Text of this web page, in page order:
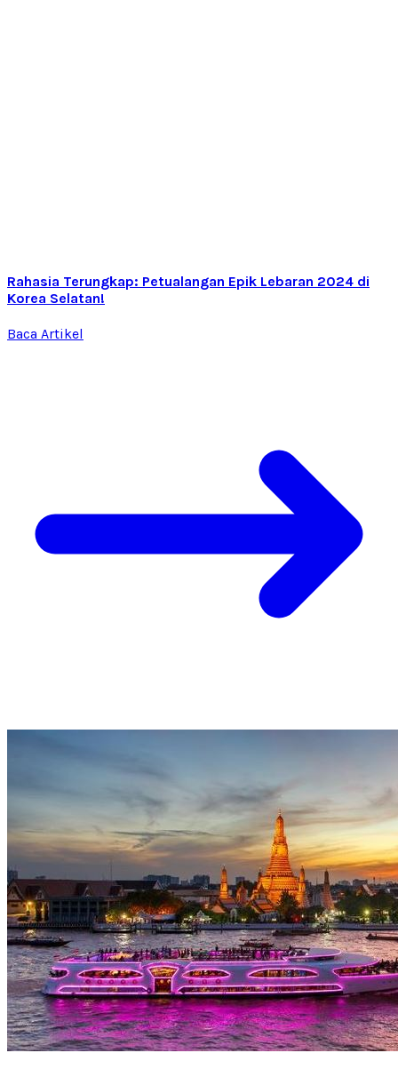
Rahasia Terungkap: Petualangan Epik Lebaran 2024 di
Korea Selatan!
Baca Artikel